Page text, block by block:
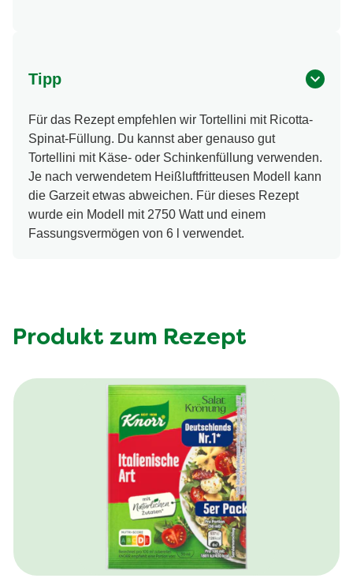
Tipp
Für das Rezept empfehlen wir Tortellini mit Ricotta-
Spinat-Füllung. Du kannst aber genauso gut
Tortellini mit Käse- oder Schinkenfüllung verwenden.
Je nach verwendetem Heißluftfritteusen Modell kann
die Garzeit etwas abweichen. Für dieses Rezept
wurde ein Modell mit 2750 Watt und einem
Fassungsvermögen von 6 l verwendet.
Produkt zum Rezept